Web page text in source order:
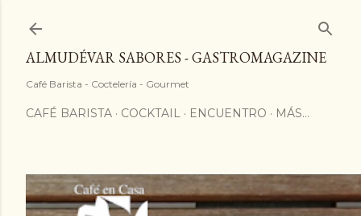
ALMUDÉVAR SABORES - GASTROMAGAZINE
Café Barista - Coctelería - Gourmet
CAFÉ BARISTA COCKTAIL ENCUENTRO MÁS…